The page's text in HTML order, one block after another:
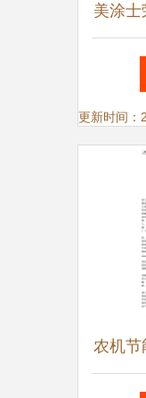
美涂士
广二
更新时间：
农机节